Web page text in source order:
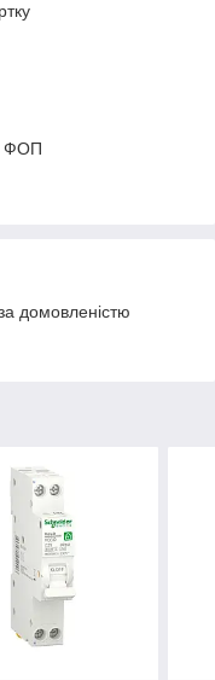
ФОП
домовленістю